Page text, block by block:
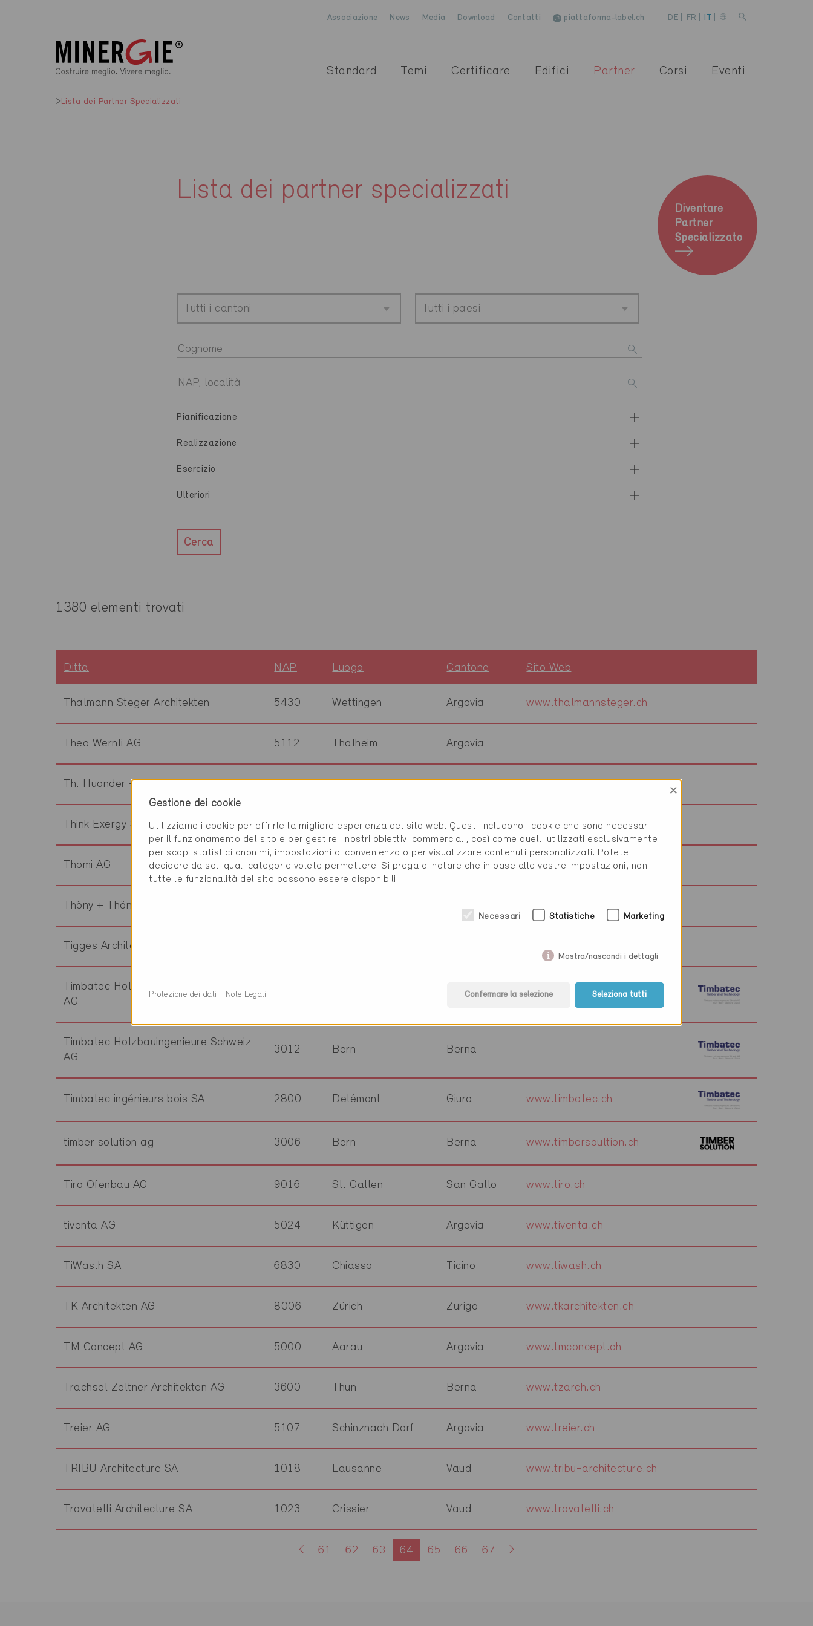
Associazione News Media Download Contatti piattaforma-label.ch DE FR IT
Standard Temi Certificare Edifici Partner Corsi Eventi
Lista dei Partner Specializzati
Lista dei partner specializzati
Diventare
Partner
Specializzato
Tutti i cantoni Tutti i paesi
Pianificazione
Realizzazione
Esercizio
Ulteriori
Cerca
1380 elementi trovati
Ditta NAP Luogo Cantone Sito Web
Thalmann Steger Architekten 5430 Wettingen Argovia www.thalmannsteger.ch
Theo Wernli AG 5112 Thalheim Argovia
Th. Huonder + Partner AG 8304 Wallisellen Zurigo www.thhp.ch
Think Exergy SA 6850 Mendrisio Ticino www.thinkexergy.ch
Thomi AG 3272 Walperswil Berna www.thomiag.ch
Thöny + Thöny GmbH Grigioni www.tt-ofen.ch
Tigges Architekt
Timbatec Holzbauingenieure Schweiz
AG
Zurigo www.timbatec.ch
Timbatec Holzbauingenieure Schweiz
AG
3012 Bern Berna
Timbatec ingénieurs bois SA 2800 Delémont Giura www.timbatec.ch
timber solution ag 3006 Bern Berna www.timbersoultion.ch
Tiro Ofenbau AG 9016 St. Gallen San Gallo www.tiro.ch
tiventa AG 5024 Küttigen Argovia www.tiventa.ch
TiWas.h SA 6830 Chiasso Ticino www.tiwash.ch
TK Architekten AG 8006 Zürich Zurigo www.tkarchitekten.ch
TM Concept AG 5000 Aarau Argovia www.tmconcept.ch
Trachsel Zeltner Architekten AG 3600 Thun Berna www.tzarch.ch
Treier AG 5107 Schinznach Dorf Argovia www.treier.ch
TRIBU Architecture SA 1018 Lausanne Vaud www.tribu-architecture.ch
Trovatelli Architecture SA 1023 Crissier Vaud www.trovatelli.ch
61 62 63 64 65 66 67
Gestione dei cookie
×
Utilizziamo i cookie per offrirle la migliore esperienza del sito web. Questi includono i cookie che sono necessari
per il funzionamento del sito e per gestire i nostri obiettivi commerciali, così come quelli utilizzati esclusivamente
per scopi statistici anonimi, impostazioni di convenienza o per visualizzare contenuti personalizzati. Potete
decidere da soli quali categorie volete permettere. Si prega di notare che in base alle vostre impostazioni, non
tutte le funzionalità del sito possono essere disponibili.
Necessari Statistiche Marketing
Mostra/nascondi i dettagli
Confermare la selezione Seleziona tutti
Protezione dei dati Note Legali